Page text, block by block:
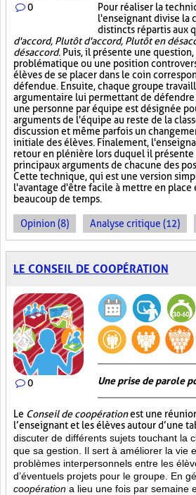
0 Pour réaliser la
l'enseignant divise la
distincts répartis aux
d'accord, Plutôt d'accord, Plutôt en
désaccord. Puis, il présente une
problématique ou une position
élèves de se placer dans le coin
défendue. Ensuite, chaque groupe
argumentaire lui permettant de défendre
une personne par équipe est désignée
arguments de l'équipe au reste de la
discussion et même parfois un
initiale des élèves. Finalement,
retour en plénière lors duquel il présente
principaux arguments de chacune des
Cette technique, qui est une version
l'avantage d'être facile à mettre en place
beaucoup de temps.
Opinion (8) Analyse critique (12)
LE CONSEIL DE COOPÉRATION
0 Une prise de parole
Le Conseil de coopérationest une
l’enseignant et les élèves autour d’une
discuter de différents sujets touchant la
que sa gestion. Il sert à améliorer la vie
problèmes interpersonnels entre les
d’éventuels projets pour le groupe. En
coopération a lieu une fois par semaine